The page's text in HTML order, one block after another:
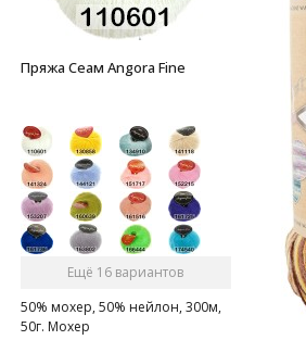
Пряжа Сеам Angora Fine
Ещё 16 вариантов
50% мохер, 50% нейлон, 300м,
50г. Мохер